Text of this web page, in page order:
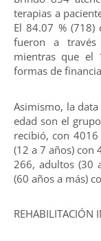
terapias a
El 84.07 % (718)
fueron a través
mientras que el
formas de
Asimismo, la
edad son el
recibió, con 4016
(12 a 7 años) con
266, adultos (30
(60 años a más)
REHABILITACIÓN